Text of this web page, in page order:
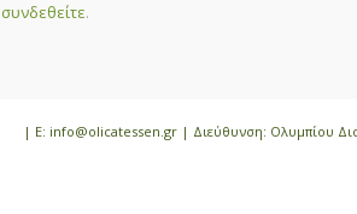
συνδεθείτε.
| E: info@olicatessen.gr | Διεύθυνση: Ολυμπίου